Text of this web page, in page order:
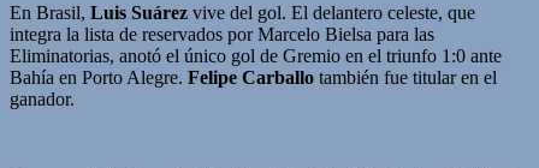
En Brasil, Luis Suárez vive del gol. El delantero celeste, que
integra la lista de reservados por Marcelo Bielsa para las
Eliminatorias, anotó el único gol de Gremio en el triunfo 1:0 ante
Bahía en Porto Alegre. Felipe Carballo también fue titular en el
ganador.